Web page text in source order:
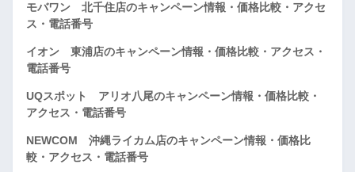
モバワン 北千住店のキャンペーン情報・価格比較・アクセ
ス・電話番号
イオン 東浦店のキャンペーン情報・価格比較・アクセス・
電話番号
UQスポット アリオ八尾のキャンペーン情報・価格比較・
アクセス・電話番号
NEWCOM 沖縄ライカム店のキャンペーン情報・価格比
較・アクセス・電話番号